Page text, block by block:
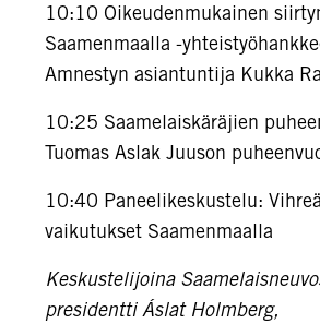
10:10 Oikeudenmukainen
Saamenmaalla -
Amnestyn asiantuntija Kukka
10:25 Saamelaiskäräjien
Tuomas Aslak Juuson
10:40 Paneelikeskustelu:
vaikutukset Saamenmaalla
Keskustelijoina
presidentti Áslat Holmberg,